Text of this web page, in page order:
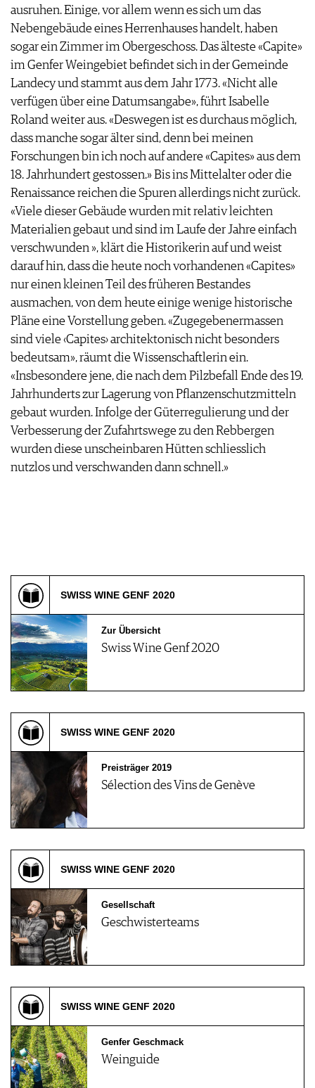
ausruhen. Einige, vor allem wenn es sich um das
Nebengebäude eines Herrenhauses handelt, haben
sogar ein Zimmer im Obergeschoss. Das älteste «Capite»
im Genfer Weingebiet befindet sich in der Gemeinde
Landecy und stammt aus dem Jahr 1773. «Nicht alle
verfügen über eine Datumsangabe», führt Isabelle
Roland weiter aus. «Deswegen ist es durchaus möglich,
dass manche sogar älter sind, denn bei meinen
Forschungen bin ich noch auf andere «Capites» aus dem
18. Jahrhundert gestossen.» Bis ins Mittelalter oder die
Renaissance reichen die Spuren allerdings nicht zurück.
«Viele dieser Gebäude wurden mit relativ leichten
Materialien gebaut und sind im Laufe der Jahre einfach
verschwunden », klärt die Historikerin auf und weist
darauf hin, dass die heute noch vorhandenen «Capites»
nur einen kleinen Teil des früheren Bestandes
ausmachen, von dem heute einige wenige historische
Pläne eine Vorstellung geben. «Zugegebenermassen
sind viele ‹Capites› architektonisch nicht besonders
bedeutsam», räumt die Wissenschaftlerin ein.
«Insbesondere jene, die nach dem Pilzbefall Ende des 19.
Jahrhunderts zur Lagerung von Pflanzenschutzmitteln
gebaut wurden. Infolge der Güterregulierung und der
Verbesserung der Zufahrtswege zu den Rebbergen
wurden diese unscheinbaren Hütten schliesslich
nutzlos und verschwanden dann schnell.»
SWISS WINE GENF 2020
Zur Übersicht
Swiss Wine Genf 2020
SWISS WINE GENF 2020
Preisträger 2019
Sélection des Vins de Genève
SWISS WINE GENF 2020
Gesellschaft
Geschwisterteams
SWISS WINE GENF 2020
Genfer Geschmack
Weinguide